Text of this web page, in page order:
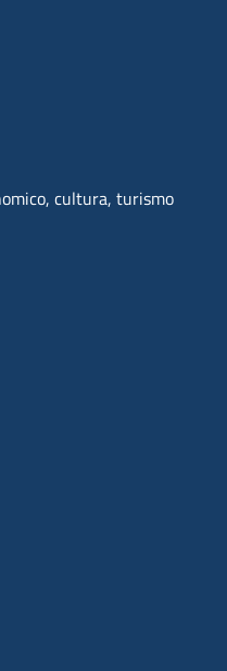
cultura, turismo